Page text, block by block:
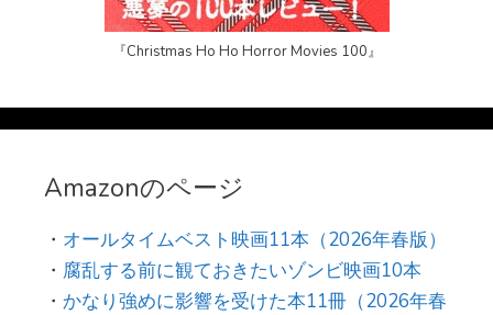
『Christmas Ho Ho Horror Movies 100』
Amazonのページ
・ オールタイムベスト映画11本（2026年春版）
・ 腐乱する前に観ておきたいゾンビ映画10本
・ かなり強めに影響を受けた本11冊（2026年春